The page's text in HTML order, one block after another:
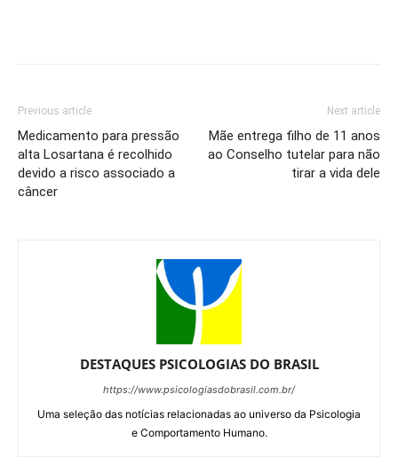
Previous article
Medicamento para pressão
alta Losartana é recolhido
devido a risco associado a
câncer
Next article
Mãe entrega filho de 11 anos
ao Conselho tutelar para não
tirar a vida dele
DESTAQUES PSICOLOGIAS DO BRASIL
https://www.psicologiasdobrasil.com.br/
Uma seleção das notícias relacionadas ao universo da Psicologia
e Comportamento Humano.